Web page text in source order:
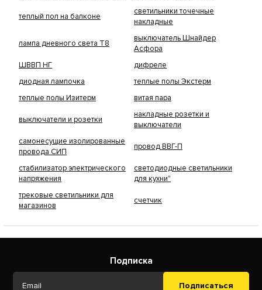
теплый пол на балконе
светильники точечные
накладные
лампа дневного света Т8
выключатель Шнайдер
Асфора
ШВВП НГ
дифреле
диодная лампочка
теплые полы Экстерм
теплые полы Изитерм
витая пара
выключатели и розетки
накладные розетки и
выключатели
самонесущие изолированные
провода СИП
провод ВВГ-П
стабилизатор электрического
напряжения
светодиодные светильники
для кухни"
трековые светильники для
магазинов
счетчик
Подписка
Подписаться